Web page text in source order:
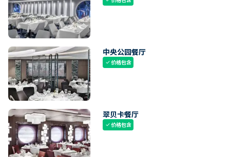
中央公园餐厅
check价格包含
翠贝卡餐厅
check价格包含